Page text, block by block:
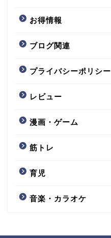
お得情報
ブログ関連
プライバシーポリシー
レビュー
漫画・ゲーム
筋トレ
育児
音楽・カラオケ